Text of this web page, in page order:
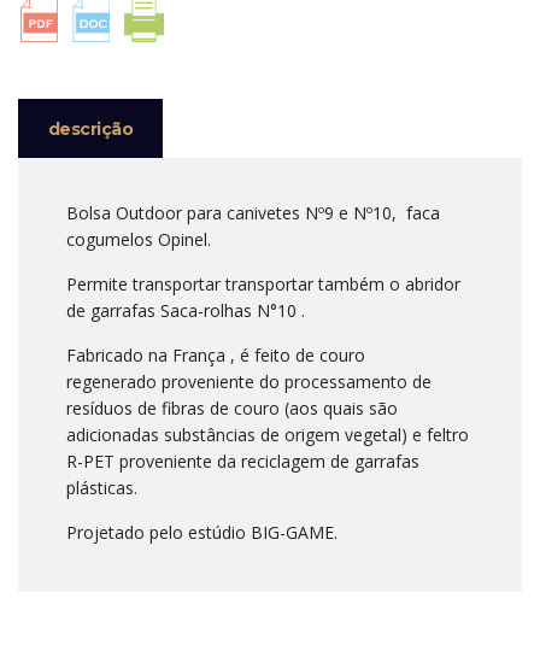
Nº10
E
descrição
Bolsa Outdoor para canivetes Nº9 e Nº10, faca
cogumelos Opinel.
Permite transportar transportar também o abridor
de garrafas Saca-rolhas N°10 .
Fabricado na França , é feito de couro
regenerado proveniente do processamento de
resíduos de fibras de couro (aos quais são
adicionadas substâncias de origem vegetal) e feltro
R-PET proveniente da reciclagem de garrafas
plásticas.
Projetado pelo estúdio BIG-GAME.